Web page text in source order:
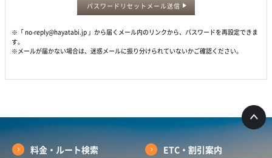
パスワードリセットメール送信
※「 no-reply@hayatabi.jp 」から届くメール内のリンクから、パスワードを再設定できま
す。
※メールが届かない場合は、迷惑メールに振り分けられていないかご確認ください。
料金・ルート検索 ETC・割引案内